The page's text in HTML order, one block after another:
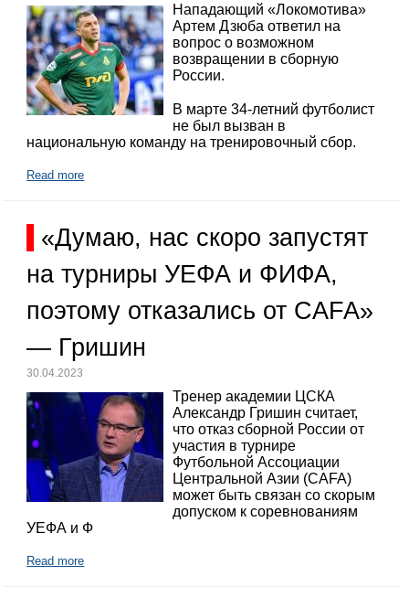
Нападающий «Локомотива»
Артем Дзюба ответил на
вопрос о возможном
возвращении в сборную
России.
В марте 34-летний футболист
не был вызван в
национальную команду на тренировочный сбор.
Read more
«Думаю, нас скоро запустят
на турниры УЕФА и ФИФА,
поэтому отказались от CAFA»
— Гришин
30.04.2023
Тренер академии ЦСКА
Александр Гришин считает,
что отказ сборной России от
участия в турнире
Футбольной Ассоциации
Центральной Азии (CAFA)
может быть связан со скорым
допуском к соревнованиям
УЕФА и Ф
Read more